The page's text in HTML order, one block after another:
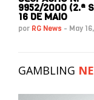
9952/2000 (2.ª
16 DE MAIO
por RG News - May
GAMBLING